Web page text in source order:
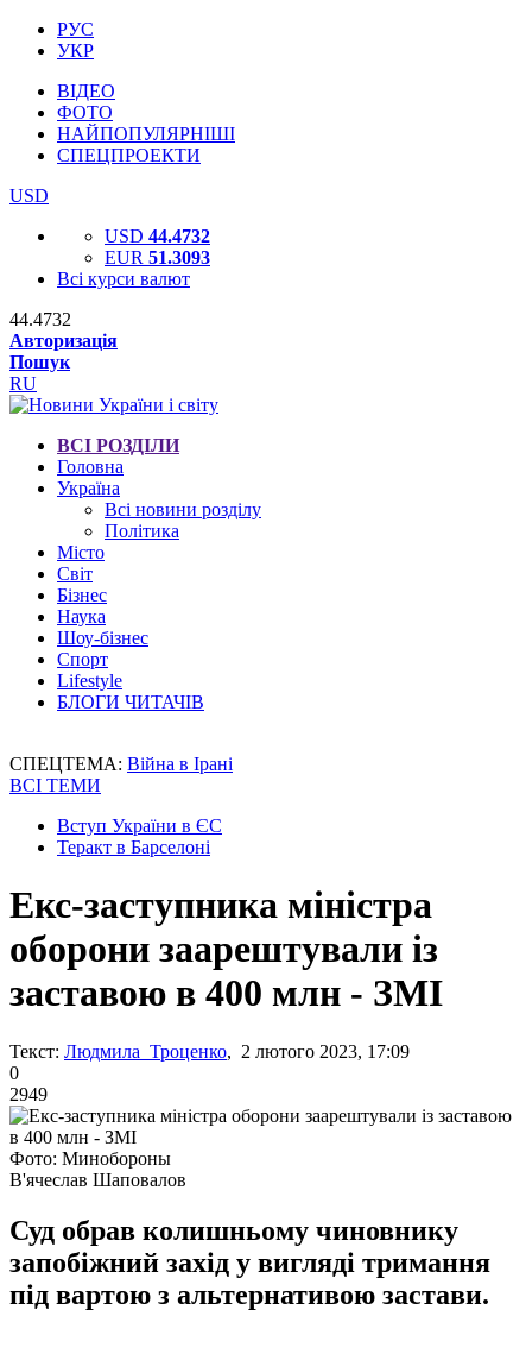
РУС
УКР
ВІДЕО
ФОТО
НАЙПОПУЛЯРНІШІ
СПЕЦПРОЕКТИ
USD
USD 44.4732
EUR 51.3093
Всі курси валют
44.4732
Авторизація
Пошук
RU
ВСІ РОЗДІЛИ
Головна
Україна
Всі новини розділу
Політика
Місто
Світ
Бізнес
Наука
Шоу-бізнес
Спорт
Lifestyle
БЛОГИ ЧИТАЧІВ
СПЕЦТЕМА: Війна в Ірані
ВСІ ТЕМИ
Вступ України в ЄС
Теракт в Барселоні
Екс-заступника міністра
оборони заарештували із
заставою в 400 млн - ЗМІ
Текст: Людмила Троценко, 2 лютого 2023, 17:09
0
2949
Фото: Минобороны
В'ячеслав Шаповалов
Суд обрав колишньому чиновнику
запобіжний захід у вигляді тримання
під вартою з альтернативою застави.